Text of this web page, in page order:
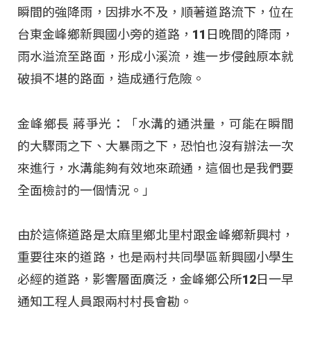
瞬間的強降雨，因排水不及，順著道路流下，位在
台東金峰鄉新興國小旁的道路，11日晚間的降雨，
雨水溢流至路面，形成小溪流，進一步侵蝕原本就
破損不堪的路面，造成通行危險。
金峰鄉長 蔣爭光：「水溝的通洪量，可能在瞬間
的大驟雨之下、大暴雨之下，恐怕也沒有辦法一次
來進行，水溝能夠有效地來疏通，這個也是我們要
全面檢討的一個情況。」
由於這條道路是太麻里鄉北里村跟金峰鄉新興村，
重要往來的道路，也是兩村共同學區新興國小學生
必經的道路，影響層面廣泛，金峰鄉公所12日一早
通知工程人員跟兩村村長會勘。